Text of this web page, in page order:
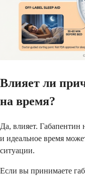
Влияет ли
на время?
Да, влияет. Габапентин
и идеальное время
ситуации.
Если вы принимаете